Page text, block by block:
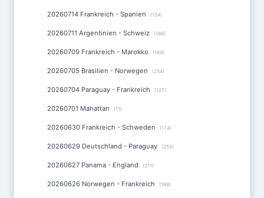
20260714 Frankreich - Spanien (154)
20260711 Argentinien - Schweiz (186)
20260709 Frankreich - Marokko (169)
20260705 Brasilien - Norwegen (254)
20260704 Paraguay - Frankreich (127)
20260701 Mahattan (11)
20260630 Frankreich - Schweden (174)
20260629 Deutschland - Paraguay (255)
20260627 Panama - England (211)
20260626 Norwegen - Frankreich (168)